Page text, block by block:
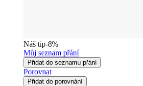
Náš tip-8%
Můj seznam přání
Přidat do seznamu přání
Porovnat
Přidat do porovnání